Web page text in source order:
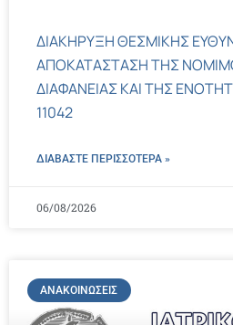
ΔΙΑΚΗΡΥΞΗ ΘΕΣΜΙΚΗΣ
ΑΠΟΚΑΤΑΣΤΑΣΗ ΤΗΣ
ΔΙΑΦΑΝΕΙΑΣ ΚΑΙ ΤΗΣ
11042
ΔΙΑΒΑΣΤΕ ΠΕΡΙΣΣΌΤΕΡΑ »
06/08/2026
ΑΝΑΚΟΙΝΏΣΕΙΣ